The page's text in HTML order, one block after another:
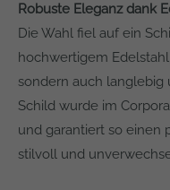
Robuste Eleganz dank
Die Wahl fiel auf ein
hochwertigem
sondern auch langlebig
Schild wurde im
und garantiert so einen
stilvoll und